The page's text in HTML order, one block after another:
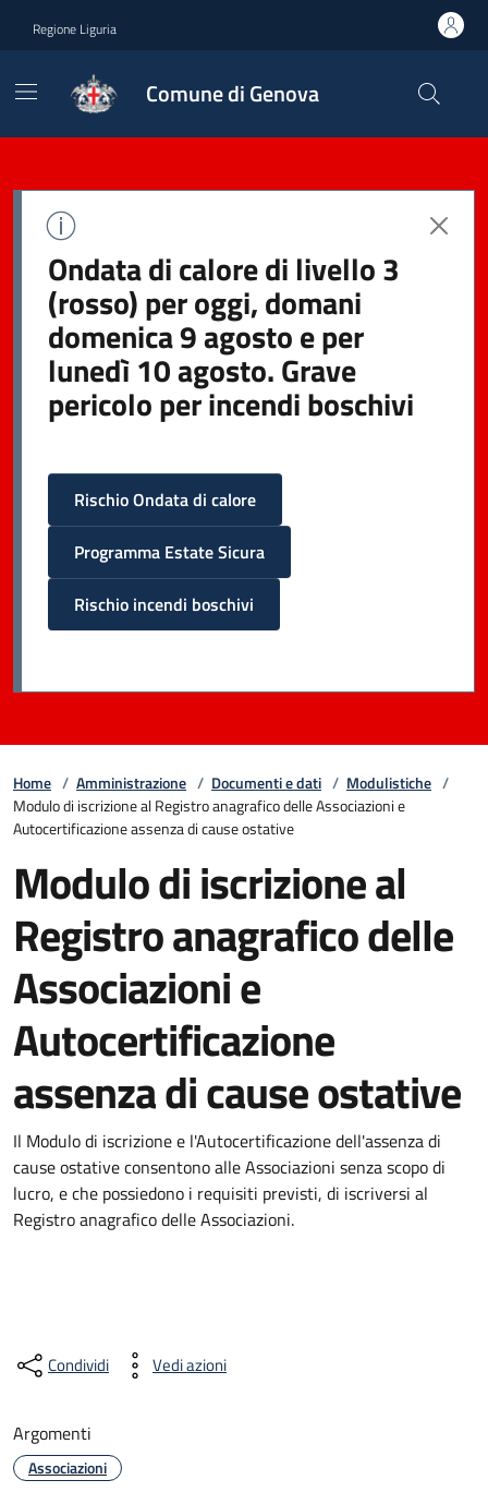
Regione Liguria
Comune di Genova
Ondata di calore di livello 3
(rosso) per oggi, domani
domenica 9 agosto e per
lunedì 10 agosto. Grave
pericolo per incendi boschivi
Rischio Ondata di calore
Programma Estate Sicura
Rischio incendi boschivi
Home / Amministrazione / Documenti e dati / Modulistiche /
Modulo di iscrizione al Registro anagrafico delle Associazioni e
Autocertificazione assenza di cause ostative
Modulo di iscrizione al
Registro anagrafico delle
Associazioni e
Autocertificazione
assenza di cause ostative
Il Modulo di iscrizione e l'Autocertificazione dell'assenza di
cause ostative consentono alle Associazioni senza scopo di
lucro, e che possiedono i requisiti previsti, di iscriversi al
Registro anagrafico delle Associazioni.
Condividi Vedi azioni
Argomenti
Associazioni